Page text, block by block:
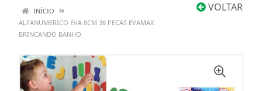
VOLTAR
INÍCIO
ALFANUMERICO EVA 8CM 36 PECAS EVAMAX
BRINCANDO BANHO